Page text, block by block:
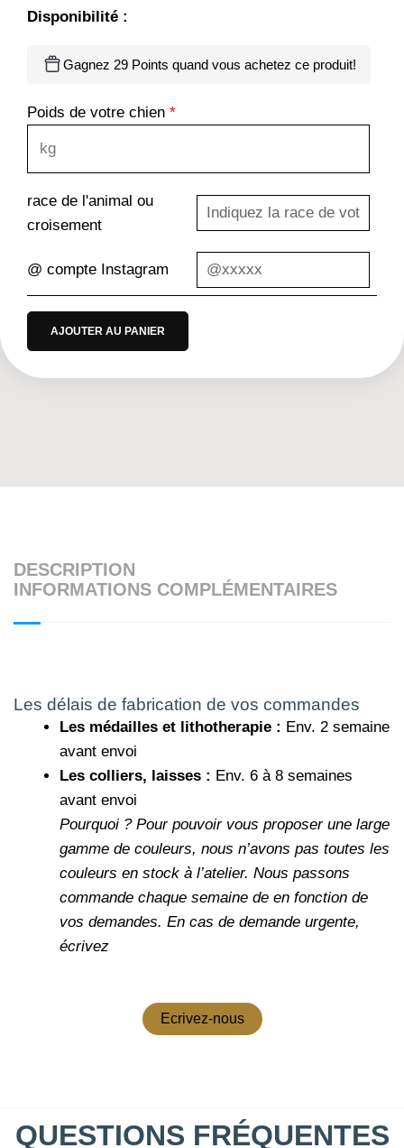
Disponibilité :
Gagnez 29 Points quand vous achetez ce produit!
Poids de votre chien *
race de l'animal ou
croisement
@ compte Instagram
AJOUTER AU PANIER
DESCRIPTION
INFORMATIONS COMPLÉMENTAIRES
Les délais de fabrication de vos commandes
Les médailles et lithotherapie : Env. 2 semaine
avant envoi
Les colliers, laisses : Env. 6 à 8 semaines
avant envoi
Pourquoi ? Pour pouvoir vous proposer une large
gamme de couleurs, nous n’avons pas toutes les
couleurs en stock à l’atelier. Nous passons
commande chaque semaine de en fonction de
vos demandes. En cas de demande urgente,
écrivez
Ecrivez-nous
QUESTIONS FRÉQUENTES